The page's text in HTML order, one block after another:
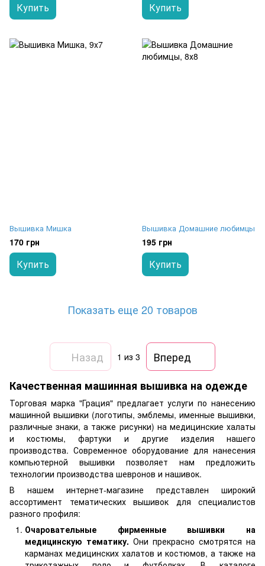
Купить Купить
Вышивка Мишка
170 грн
Купить
Вышивка Домашние любимцы
195 грн
Купить
Показать еще 20 товаров
Назад 1 из 3
Вперед
Качественная машинная вышивка на одежде
Торговая марка "Грация" предлагает услуги по нанесению
машинной вышивки (логотипы, эмблемы, именные вышивки,
различные знаки, а также рисунки) на медицинские халаты
и костюмы, фартуки и другие изделия нашего
производства. Современное оборудование для нанесения
компьютерной вышивки позволяет нам предложить
технологии производства шевронов и нашивок.
В нашем интернет-магазине представлен широкий
ассортимент тематических вышивок для специалистов
разного профиля:
Очаровательные фирменные вышивки на
медицинскую тематику. Они прекрасно смотрятся на
карманах медицинских халатов и костюмов, а также на